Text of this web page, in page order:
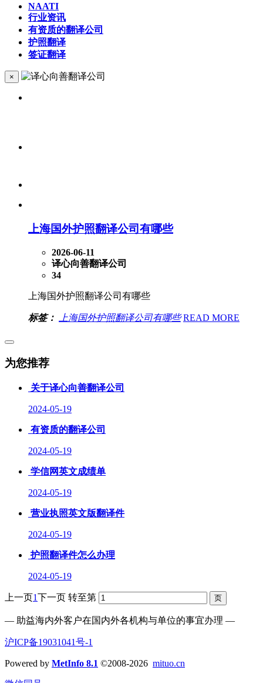
NAATI
行业资讯
有资质的翻译公司
护照翻译
签证翻译
×
上海国外护照翻译公司有哪些
2026-06-11
译心向善翻译公司
34
上海国外护照翻译公司有哪些
标签： 上海国外护照翻译公司有哪些 READ MORE
为您推荐
关于译心向善翻译公司
2024-05-19
有资质的翻译公司
2024-05-19
学信网英文成绩单
2024-05-19
营业执照英文版翻译件
2024-05-19
护照翻译件怎么办理
2024-05-19
上一页1下一页 转至第
— 助益海内外客户在国内外各机构与单位的事宜办理 —
沪ICP备19031041号-1
Powered by MetInfo 8.1 ©2008-2026 mituo.cn